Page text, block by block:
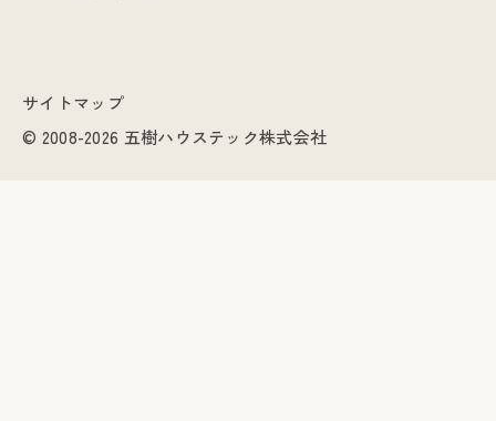
© 2008-2026 五樹ハウステック株式会社
サイトマップ